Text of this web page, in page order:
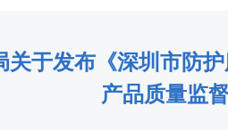
于发布《深圳市防
产品质量监